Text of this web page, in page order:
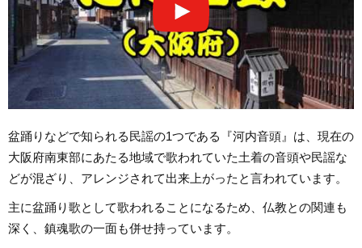
盆踊りなどで知られる民謡の1つである『河内音頭』は、現在の
大阪府南東部にあたる地域で歌われていた土着の音頭や民謡な
どが混ざり、アレンジされて出来上がったと言われています。
主に盆踊り歌として歌われることになるため、仏教との関連も
深く、鎮魂歌の一面も併せ持っています。